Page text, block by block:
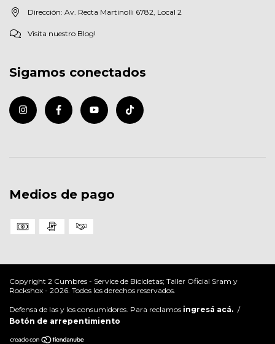
Dirección: Av. Recta Martinolli 6782, Local 2
Visita nuestro Blog!
Sigamos conectados
Medios de pago
Copyright 2 Cumbres - Service de Bicicletas; Taller Oficial Sram y
Rockshox - 2026. Todos los derechos reservados.
Defensa de las y los consumidores. Para reclamos ingresá acá. /
Botón de arrepentimiento